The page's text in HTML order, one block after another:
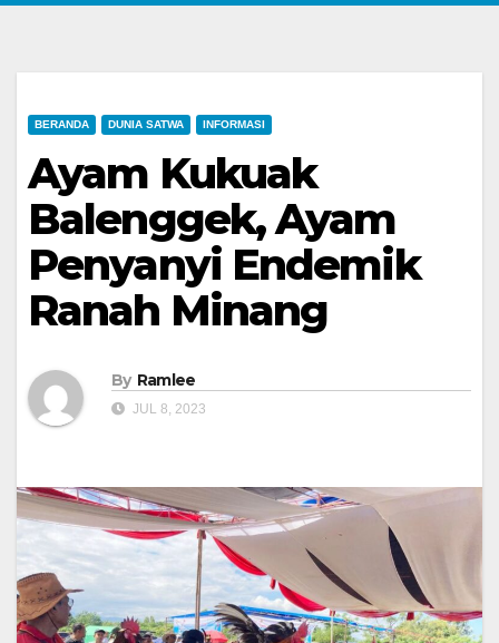
BERANDA DUNIA SATWA INFORMASI
Ayam Kukuak
Balenggek, Ayam
Penyanyi Endemik
Ranah Minang
By Ramlee
JUL 8, 2023